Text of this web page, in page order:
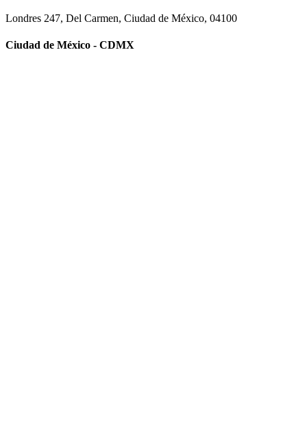
Londres 247, Del Carmen, Ciudad de México, 04100
Ciudad de México - CDMX